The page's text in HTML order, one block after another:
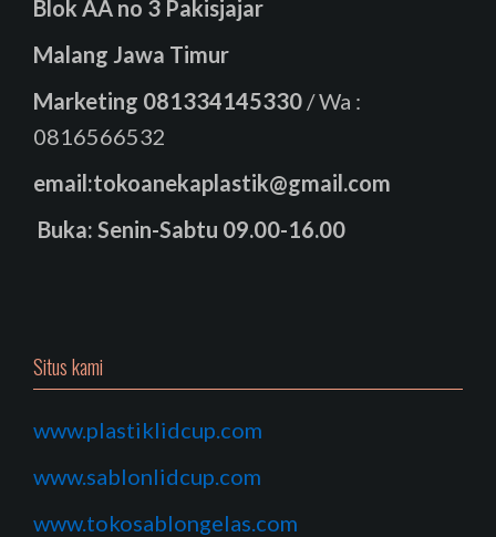
Blok AA no 3 Pakisjajar
Malang Jawa Timur
Marketing 081334145330 / Wa :
0816566532
email:tokoanekaplastik@gmail.com
Buka: Senin-Sabtu 09.00-16.00
Situs kami
www.plastiklidcup.com
www.sablonlidcup.com
www.tokosablongelas.com